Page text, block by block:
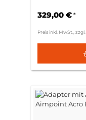
329,00 € *
Preis inkl. MwSt., zzgl.